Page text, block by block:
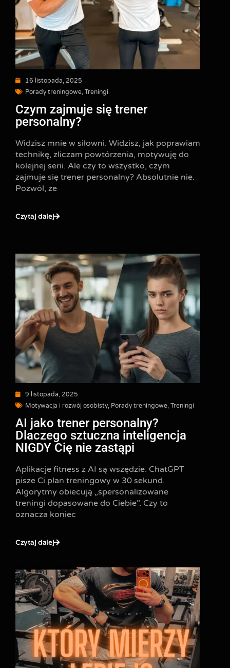
16 listopada, 2025
Porady treningowe Treningi
Czym zajmuje się trener
personalny?
Widzisz mnie w siłowni. Widzisz, jak poprawiam
technikę, zliczam powtórzenia, motywuję do
kolejnej serii. Ale czy to wszystko, czym
zajmuje się trener personalny? Absolutnie nie.
Pozwól, że
Czytaj dalej
9 listopada, 2025
Motywacja i rozwój osobisty, Porady treningowe, Treningi
AI jako trener personalny?
Dlaczego sztuczna inteligencja
NIGDY Cię nie zastąpi
Aplikacje fitness z AI są wszędzie. ChatGPT
pisze Ci plan treningowy w 30 sekund.
Algorytmy obiecują „spersonalizowane
treningi dopasowane do Ciebie”. Czy to
oznacza koniec
Czytaj dalej